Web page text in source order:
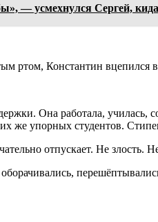
— усмехнулся Сергей,
Константин вцепился в
Она работала, училась,
упорных студентов.
отпускает. Не злость.